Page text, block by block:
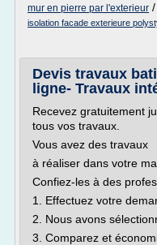
mur en pierre par l'exterieur /
isolation facade exterieure
Devis travaux
ligne- Travaux
Recevez gratuitement
tous vos travaux.
Vous avez des travaux
à réaliser dans votre
Confiez-les à des
1. Effectuez votre
2. Nous avons
3. Comparez et